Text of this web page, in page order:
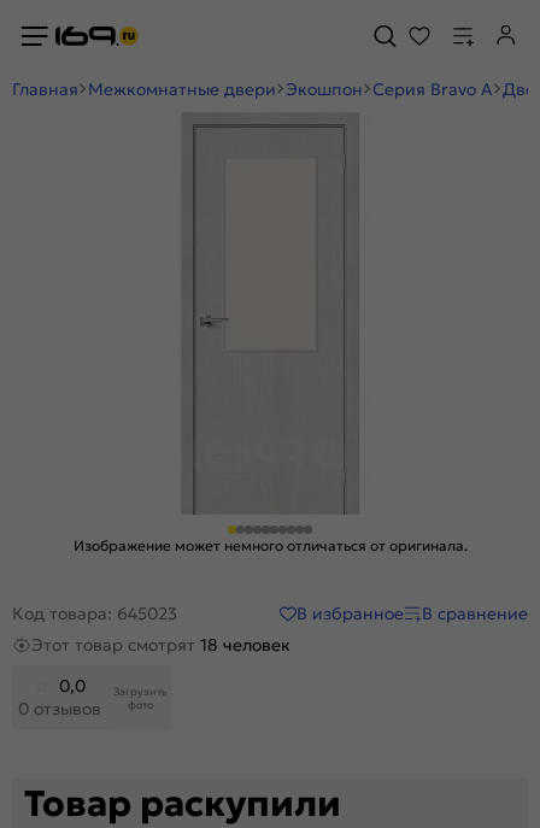
Главная Межкомнатные двери Экошпон Серия Bravo A
Изображение может немного отличаться от оригинала.
Код товара: 645023 В избранное
В сравнение
Этот товар смотрят 18 человек
0,0
0 отзывов
Загрузить
фото
Товар раскупили